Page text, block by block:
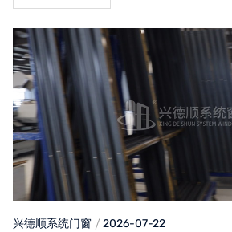
兴德顺系统门窗 2026-07-22